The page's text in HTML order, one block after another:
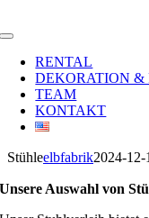
Inhalt
Toggle
NavigationRENTAL
DEKORATION &
TEAM
KONTAKT
Stühleelbfabrik2024-
Unsere Auswahl von